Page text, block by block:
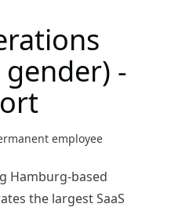
gender) -
employee
Hamburg-based
the largest SaaS